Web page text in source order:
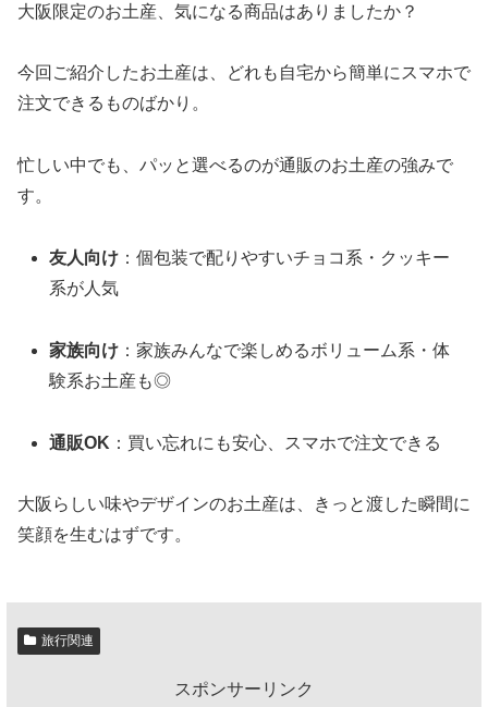
大阪限定のお土産、気になる商品はありましたか？
今回ご紹介したお土産は、どれも自宅から簡単にスマホで
注文できるものばかり。
忙しい中でも、パッと選べるのが通販のお土産の強みで
す。
友人向け ：個包装で配りやすいチョコ系・クッキー
系が人気
家族向け ：家族みんなで楽しめるボリューム系・体
験系お土産も◎
通販OK ：買い忘れにも安心、スマホで注文できる
大阪らしい味やデザインのお土産は、きっと渡した瞬間に
笑顔を生むはずです。
旅行関連
スポンサーリンク